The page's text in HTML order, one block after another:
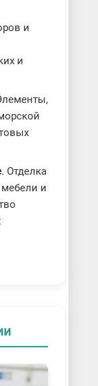
и
и
. Отделка
мебели и